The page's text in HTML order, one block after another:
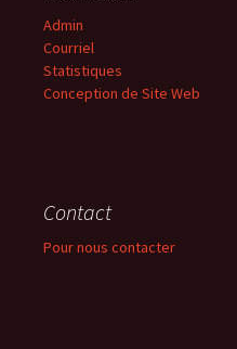
Admin
Courriel
Statistiques
Conception de Site Web
Contact
Pour nous contacter